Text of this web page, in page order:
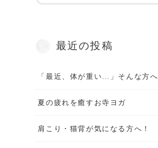
最近の投稿
「最近、体が重い…」そんな方へ
夏の疲れを癒すお寺ヨガ
肩こり・猫背が気になる方へ！